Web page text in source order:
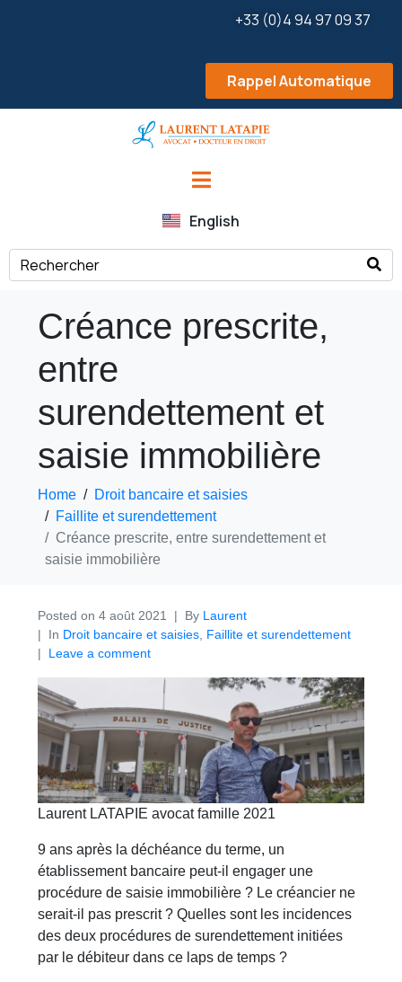
+33 (0)4 94 97 09 37
Rappel Automatique
English
Créance prescrite,
entre
surendettement et
saisie immobilière
Home
Droit bancaire et saisies
Faillite et surendettement
Créance prescrite, entre surendettement et
saisie immobilière
Posted on4 août 2021 By Laurent
In Droit bancaire et saisies Faillite et surendettement
Leave a comment
Laurent LATAPIE avocat famille 2021
9 ans après la déchéance du terme, un
établissement bancaire peut-il engager une
procédure de saisie immobilière ? Le créancier ne
serait-il pas prescrit ? Quelles sont les incidences
des deux procédures de surendettement initiées
par le débiteur dans ce laps de temps ?